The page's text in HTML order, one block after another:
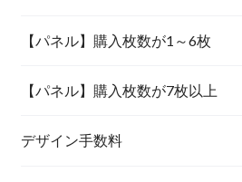
【パネル】購入枚数が1～6枚
【パネル】購入枚数が7枚以上
デザイン手数料